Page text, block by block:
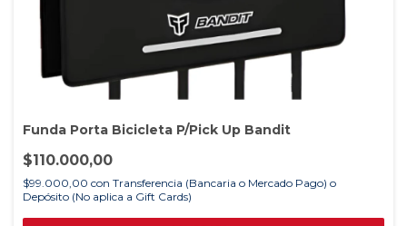
Funda Porta Bicicleta P/Pick Up Bandit
$110.000,00
$99.000,00 con Transferencia (Bancaria o Mercado Pago) o
Depósito (No aplica a Gift Cards)